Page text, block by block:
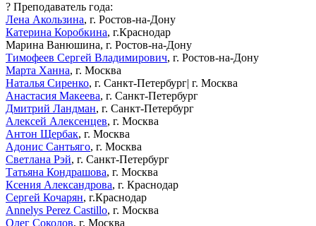
? Преподаватель года:
Лена Акользина, г. Ростов-на-Дону
Катерина Коробкина, г.Краснодар
Марина Ванюшина, г. Ростов-на-Дону
Тимофеев Сергей Владимирович, г. Ростов-на-Дону
Марта Ханна, г. Москва
Наталья Сиренко, г. Санкт-Петербург| г. Москва
Анастасия Макеева, г. Санкт-Петербург
Дмитрий Ландман, г. Санкт-Петербург
Алексей Алексенцев, г. Москва
Антон Щербак, г. Москва
Адонис Сантьяго, г. Москва
Светлана Рэй, г. Санкт-Петербург
Татьяна Кондрашова, г. Москва
Ксения Александрова, г. Краснодар
Сергей Кочарян, г.Краснодар
Annelys Perez Castillo, г. Москва
Олег Соколов, г. Москва